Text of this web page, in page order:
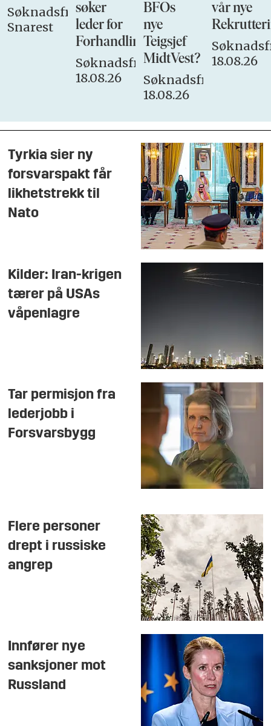
Søknadsfrist:
Snarest
søker
leder for
Forhandlingsutvalget
Søknadsfrist:
18.08.26
BFOs
nye
Teigsjef
MidtVest?
Søknadsfrist:
18.08.26
vår nye
18.08.26
Tyrkia sier ny
forsvarspakt får
likhetstrekk til
Nato
Kilder: Iran-krigen
tærer på USAs
våpenlagre
Tar permisjon fra
lederjobb i
Forsvarsbygg
Flere personer
drept i russiske
angrep
Innfører nye
sanksjoner mot
Russland